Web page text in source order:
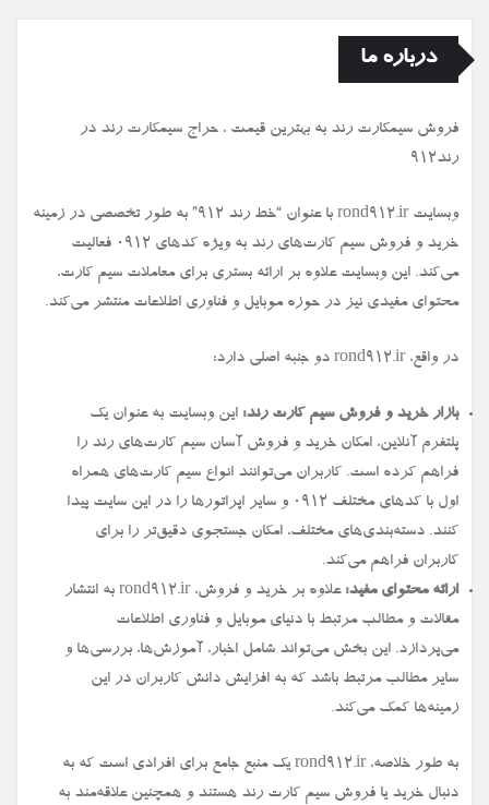
درباره ما
فروش سیمكارت رند به بهترین قیمت ، حراج سیمكارت رند در
رند912
وبسایت rond912.ir با عنوان “خط رند ۹۱۲” به طور تخصصی در زمینه
خرید و فروش سیم کارت‌های رند به ویژه کدهای ۰۹۱۲ فعالیت
می‌کند. این وبسایت علاوه بر ارائه بستری برای معاملات سیم کارت،
محتوای مفیدی نیز در حوزه موبایل و فناوری اطلاعات منتشر می‌کند.
در واقع، rond912.ir دو جنبه اصلی دارد:
بازار خرید و فروش سیم کارت رند: این وبسایت به عنوان یک
پلتفرم آنلاین، امکان خرید و فروش آسان سیم کارت‌های رند را
فراهم کرده است. کاربران می‌توانند انواع سیم کارت‌های همراه
اول با کدهای مختلف ۰۹۱۲ و سایر اپراتورها را در این سایت پیدا
کنند. دسته‌بندی‌های مختلف، امکان جستجوی دقیق‌تر را برای
کاربران فراهم می‌کند.
ارائه محتوای مفید:
علاوه بر خرید و فروش، rond912.ir به انتشار
مقالات و مطالب مرتبط با دنیای موبایل و فناوری اطلاعات
می‌پردازد. این بخش می‌تواند شامل اخبار، آموزش‌ها، بررسی‌ها و
سایر مطالب مرتبط باشد که به افزایش دانش کاربران در این
زمینه‌ها کمک می‌کند.
به طور خلاصه، rond912.ir یک منبع جامع برای افرادی است که به
دنبال خرید یا فروش سیم کارت رند هستند و همچنین علاقه‌مند به